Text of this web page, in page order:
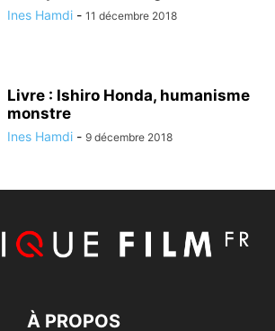
Ines Hamdi - 11 décembre 2018
Livre : Ishiro Honda, humanisme
monstre
Ines Hamdi - 9 décembre 2018
À PROPOS